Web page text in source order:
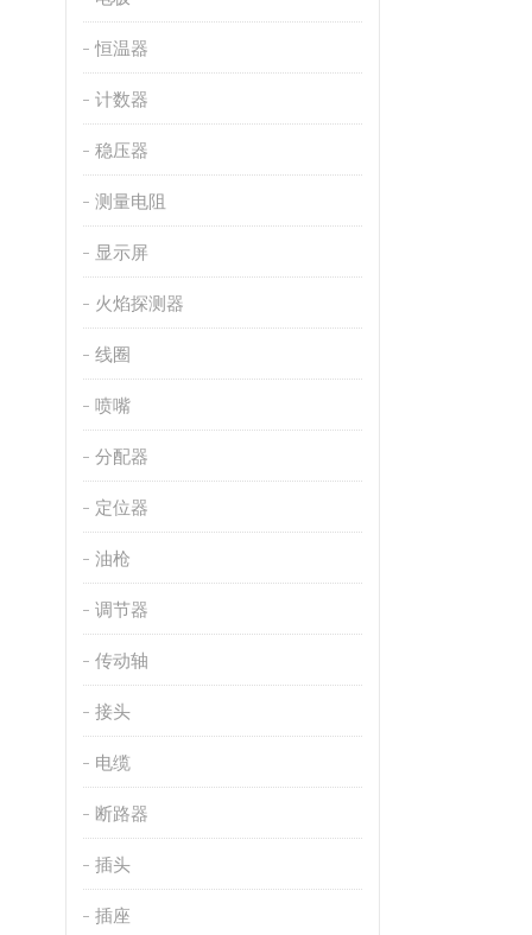
恒温器
计数器
稳压器
测量电阻
显示屏
火焰探测器
线圈
喷嘴
分配器
定位器
油枪
调节器
传动轴
接头
电缆
断路器
插头
插座